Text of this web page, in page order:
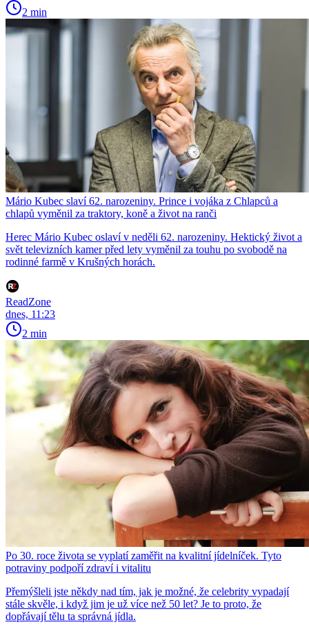
2 min
Mário Kubec slaví 62. narozeniny. Prince i vojáka z Chlapců a
chlapů vyměnil za traktory, koně a život na ranči
Herec Mário Kubec oslaví v neděli 62. narozeniny. Hektický život a
svět televizních kamer před lety vyměnil za touhu po svobodě na
rodinné farmě v Krušných horách.
ReadZone
dnes, 11:23
2 min
Po 30. roce života se vyplatí zaměřit na kvalitní jídelníček. Tyto
potraviny podpoří zdraví i vitalitu
Přemýšleli jste někdy nad tím, jak je možné, že celebrity vypadají
stále skvěle, i když jim je už více než 50 let? Je to proto, že
dopřávají tělu ta správná jídla.